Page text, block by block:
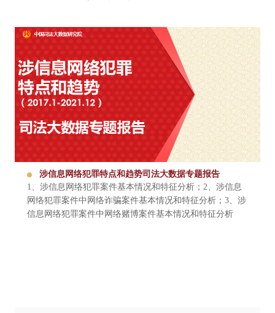
涉信息网络犯罪特点和趋势司法大数据专题报告
1、涉信息网络犯罪案件基本情况和特征分析；2、涉信息
网络犯罪案件中网络诈骗案件基本情况和特征分析；3、涉
信息网络犯罪案件中网络赌博案件基本情况和特征分析